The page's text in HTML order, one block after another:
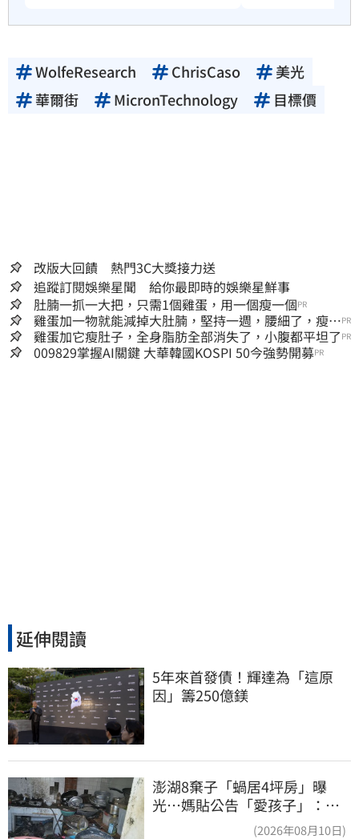
WolfeResearch ChrisCaso
美光
華爾街
MicronTechnology 目標價
改版大回饋 熱門3C大獎接力送
追蹤訂閱娛樂星聞 給你最即時的娛樂星鮮事
肚腩一抓一大把，只需1個雞蛋，用一個瘦一個PR
雞蛋加一物就能減掉大肚腩，堅持一週，腰細了，瘦到
你懷疑人生！
PR
雞蛋加它瘦肚子，全身脂肪全部消失了，小腹都平坦了 PR
009829掌握AI關鍵 大華韓國KOSPI 50今強勢開募PR
延伸閱讀
5年來首發債！輝達為「這原
因」籌250億鎂
澎湖8棄子「蝸居4坪房」曝
光⋯媽貼公告「愛孩子」：還
平靜生活！網炸鍋(2026年08月10日)